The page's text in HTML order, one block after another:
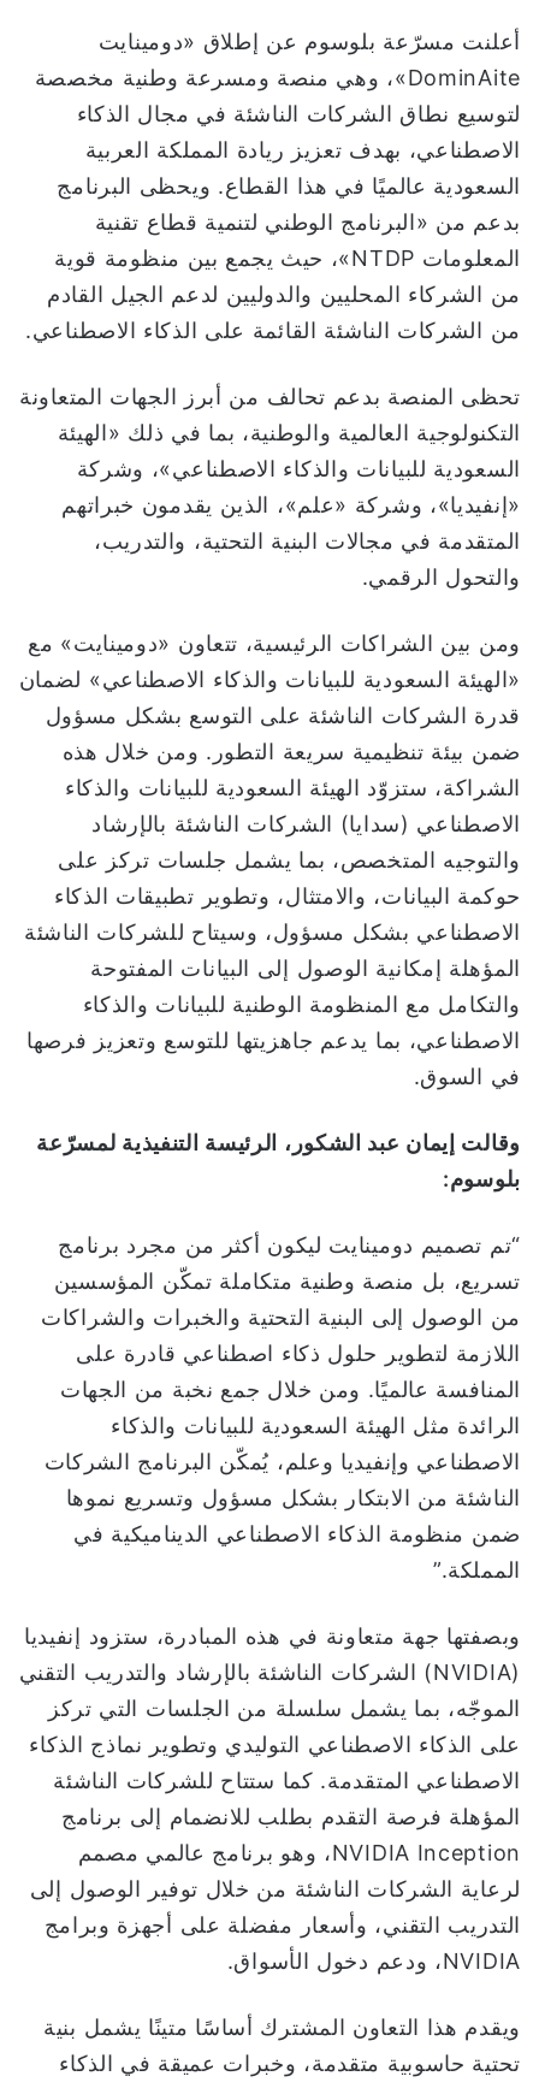
ي
ا
أعلنت مسرّعة بلوسوم عن إطلاق «دومينايت
DominAite»، وهي منصة ومسرعة وطنية مخصصة
لتوسيع نطاق الشركات الناشئة في مجال الذكاء
الاصطناعي، بهدف تعزيز ريادة المملكة العربية
السعودية عالميًا في هذا القطاع. ويحظى البرنامج
بدعم من «البرنامج الوطني لتنمية قطاع تقنية
المعلومات NTDP»، حيث يجمع بين منظومة قوية
من الشركاء المحليين والدوليين لدعم الجيل القادم
من الشركات الناشئة القائمة على الذكاء الاصطناعي.
تحظى المنصة بدعم تحالف من أبرز الجهات المتعاونة
التكنولوجية العالمية والوطنية، بما في ذلك «الهيئة
السعودية للبيانات والذكاء الاصطناعي»، وشركة
«إنفيديا»، وشركة «علم»، الذين يقدمون خبراتهم
المتقدمة في مجالات البنية التحتية، والتدريب،
والتحول الرقمي.
ومن بين الشراكات الرئيسية، تتعاون «دومينايت» مع
«الهيئة السعودية للبيانات والذكاء الاصطناعي» لضمان
قدرة الشركات الناشئة على التوسع بشكل مسؤول
ضمن بيئة تنظيمية سريعة التطور. ومن خلال هذه
الشراكة، ستزوّد الهيئة السعودية للبيانات والذكاء
الاصطناعي (سدايا) الشركات الناشئة بالإرشاد
والتوجيه المتخصص، بما يشمل جلسات تركز على
حوكمة البيانات، والامتثال، وتطوير تطبيقات الذكاء
الاصطناعي بشكل مسؤول، وسيتاح للشركات الناشئة
المؤهلة إمكانية الوصول إلى البيانات المفتوحة
والتكامل مع المنظومة الوطنية للبيانات والذكاء
الاصطناعي، بما يدعم جاهزيتها للتوسع وتعزيز فرصها
في السوق.
وقالت إيمان عبد الشكور، الرئيسة التنفيذية لمسرّعة
بلوسوم:
“تم تصميم دومينايت ليكون أكثر من مجرد برنامج
تسريع، بل منصة وطنية متكاملة تمكّن المؤسسين
من الوصول إلى البنية التحتية والخبرات والشراكات
اللازمة لتطوير حلول ذكاء اصطناعي قادرة على
المنافسة عالميًا. ومن خلال جمع نخبة من الجهات
الرائدة مثل الهيئة السعودية للبيانات والذكاء
الاصطناعي وإنفيديا وعلم، يُمكّن البرنامج الشركات
الناشئة من الابتكار بشكل مسؤول وتسريع نموها
ضمن منظومة الذكاء الاصطناعي الديناميكية في
المملكة.”
وبصفتها جهة متعاونة في هذه المبادرة، ستزود إنفيديا
(NVIDIA) الشركات الناشئة بالإرشاد والتدريب التقني
الموجّه، بما يشمل سلسلة من الجلسات التي تركز
على الذكاء الاصطناعي التوليدي وتطوير نماذج الذكاء
الاصطناعي المتقدمة. كما ستتاح للشركات الناشئة
المؤهلة فرصة التقدم بطلب للانضمام إلى برنامج
NVIDIA Inception، وهو برنامج عالمي مصمم
لرعاية الشركات الناشئة من خلال توفير الوصول إلى
التدريب التقني، وأسعار مفضلة على أجهزة وبرامج
NVIDIA، ودعم دخول الأسواق.
ويقدم هذا التعاون المشترك أساسًا متينًا يشمل بنية
تحتية حاسوبية متقدمة، وخبرات عميقة في الذكاء